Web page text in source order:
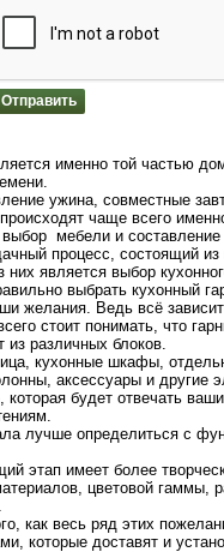
Отправить
именно той частью
ужина, совместные
чаще всего
мебели и составление
процесс, состоящий из
является выбор
выбрать кухонный
желания. Ведь всё
стоит понимать, что
из различных блоков.
кухонные шкафы,
аксессуары и другие
которая будет отвечать
лучше определиться с
этап имеет более
цветовой гаммы,
как весь ряд этих
которые доставят и